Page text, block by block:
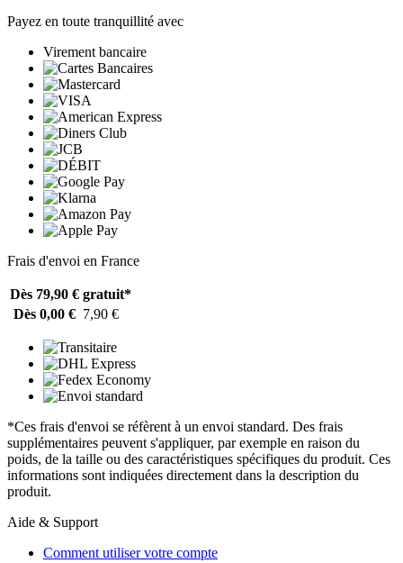
Payez en toute tranquillité avec
Virement bancaire
Frais d'envoi en France
Dès 79,90 € gratuit*
Dès 0,00 € 7,90 €
*Ces frais d'envoi se réfèrent à un envoi standard. Des frais
supplémentaires peuvent s'appliquer, par exemple en raison du
poids, de la taille ou des caractéristiques spécifiques du produit. Ces
informations sont indiquées directement dans la description du
produit.
Aide & Support
Comment utiliser votre compte